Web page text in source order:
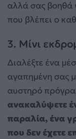
αλλά σας βοηθά
που βλέπει ο
3. Μίνι
Διαλέξτε ένα
αγαπημένη σας
αυστηρό
ανακαλύψετε
παραλία, ένα
που δεν έχετε